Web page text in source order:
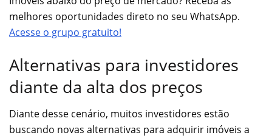
melhores oportunidades direto no seu WhatsApp.
Acesse o grupo gratuito!
Alternativas para investidores
diante da alta dos preços
Diante desse cenário, muitos investidores estão
buscando novas alternativas para adquirir imóveis a